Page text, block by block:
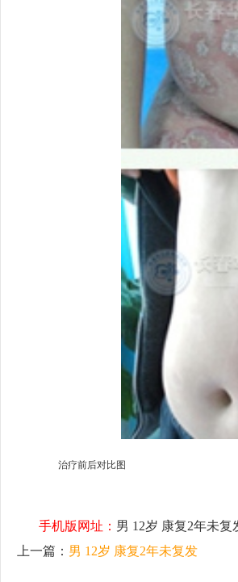
治疗前后对比图
手机版网址： 男 12岁 康复2年未复
上一篇： 男 12岁 康复2年未复发